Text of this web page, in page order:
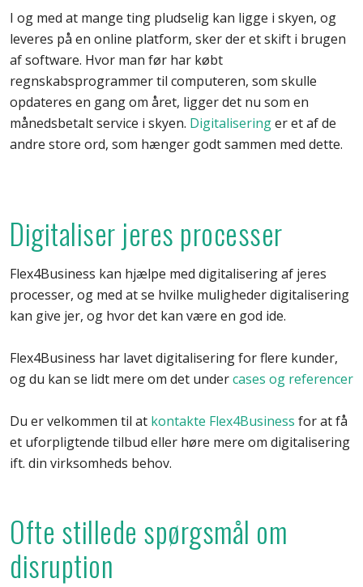
I og med at mange ting pludselig kan ligge i skyen, og
leveres på en online platform, sker der et skift i brugen
af software. Hvor man før har købt
regnskabsprogrammer til computeren, som skulle
opdateres en gang om året, ligger det nu som en
månedsbetalt service i skyen. Digitaliseringer et af de
andre store ord, som hænger godt sammen med dette.
Digitaliser jeres processer
Flex4Business kan hjælpe med digitalisering af jeres
processer, og med at se hvilke muligheder digitalisering
kan give jer, og hvor det kan være en god ide.
Flex4Business har lavet digitalisering for flere kunder,
og du kan se lidt mere om det undercases og referencer
Du er velkommen til at kontakte Flex4Business for at få
et uforpligtende tilbud eller høre mere om digitalisering
ift. din virksomheds behov.
Ofte stillede spørgsmål om
disruption